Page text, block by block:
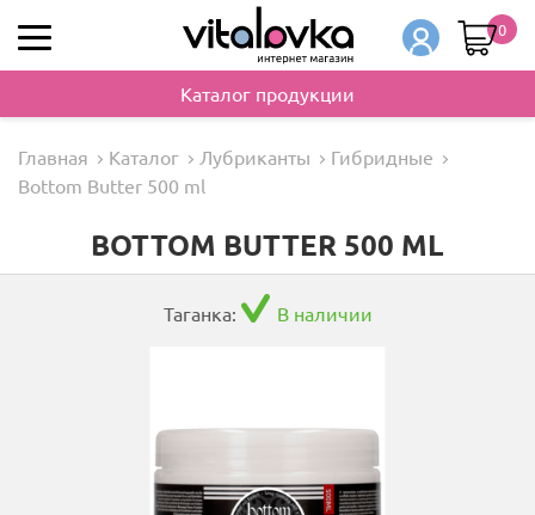
0
Каталог продукции
Главная Каталог Лубриканты
Гибридные
Bottom Butter 500 ml
BOTTOM BUTTER 500 ML
Таганка: В наличии